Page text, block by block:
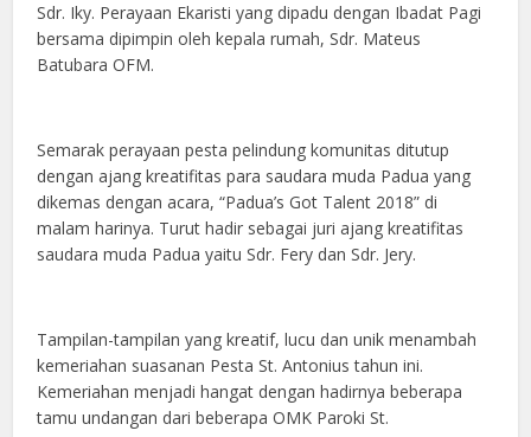
Sdr. Iky. Perayaan Ekaristi yang dipadu dengan Ibadat Pagi
bersama dipimpin oleh kepala rumah, Sdr. Mateus
Batubara OFM.
Semarak perayaan pesta pelindung komunitas ditutup
dengan ajang kreatifitas para saudara muda Padua yang
dikemas dengan acara, “Padua’s Got Talent 2018” di
malam harinya. Turut hadir sebagai juri ajang kreatifitas
saudara muda Padua yaitu Sdr. Fery dan Sdr. Jery.
Tampilan-tampilan yang kreatif, lucu dan unik menambah
kemeriahan suasanan Pesta St. Antonius tahun ini.
Kemeriahan menjadi hangat dengan hadirnya beberapa
tamu undangan dari beberapa OMK Paroki St.